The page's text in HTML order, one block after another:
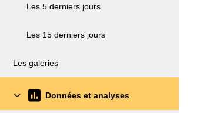
Les 5 derniers jours
Les 15 derniers jours
Les galeries
Données et analyses